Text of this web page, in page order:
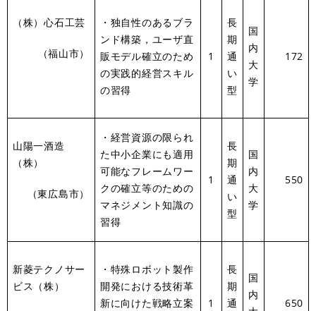
（株）心石工芸
（福山市）
・独自性のあるブラ
ンド構築，ユーザ直
販モデル確立のため
の実践的経営スキル
の習得
1
長
期
通
い
型
国
内
大
学
172
山陽一酒造
（株）
（東広島市）
・経営資源の限られ
た中小企業にも適用
可能なフレームワー
クの確立等のための
マネジメント知識の
習得
1
長
期
通
い
型
国
内
大
学
550
新菱テクノサー
ビス（株）
・特殊ロボット製作
開発における技術革
新に向けた戦略立案
1
長
期
通
国
内
650